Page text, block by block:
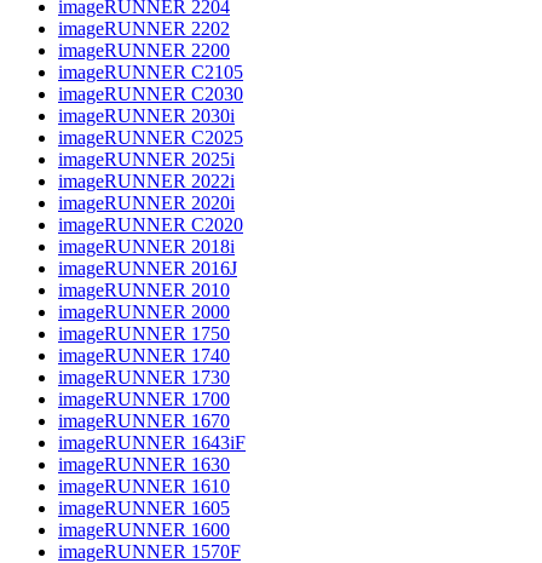
imageRUNNER 2204
imageRUNNER 2202
imageRUNNER 2200
imageRUNNER C2105
imageRUNNER C2030
imageRUNNER 2030i
imageRUNNER C2025
imageRUNNER 2025i
imageRUNNER 2022i
imageRUNNER 2020i
imageRUNNER C2020
imageRUNNER 2018i
imageRUNNER 2016J
imageRUNNER 2010
imageRUNNER 2000
imageRUNNER 1750
imageRUNNER 1740
imageRUNNER 1730
imageRUNNER 1700
imageRUNNER 1670
imageRUNNER 1643iF
imageRUNNER 1630
imageRUNNER 1610
imageRUNNER 1605
imageRUNNER 1600
imageRUNNER 1570F